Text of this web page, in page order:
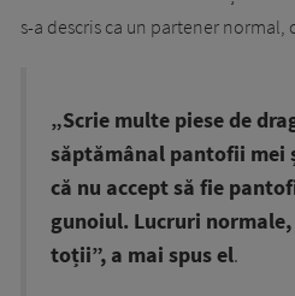
s-a descris ca un partener normal,
„Scrie multe piese de
săptămânal pantofii mei
că nu accept să fie
gunoiul. Lucruri normale,
toții”, a mai spus el.